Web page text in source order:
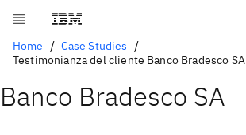
Home
Case Studies
Testimonianza del cliente Banco Bradesco SA
Banco Bradesco SA